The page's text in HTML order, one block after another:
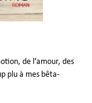
de l’amour, des
plu à mes bêta-